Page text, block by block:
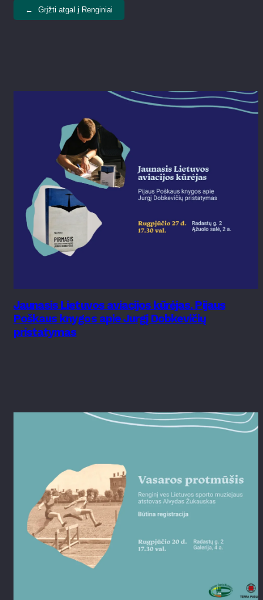
← Grįžti atgal į Renginiai
Jaunasis Lietuvos aviacijos kūrėjas. Pijaus
Poškaus knygos apie Jurgį Dobkevičių
pristatymas